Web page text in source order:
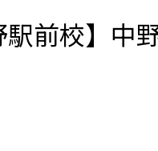
前校】中